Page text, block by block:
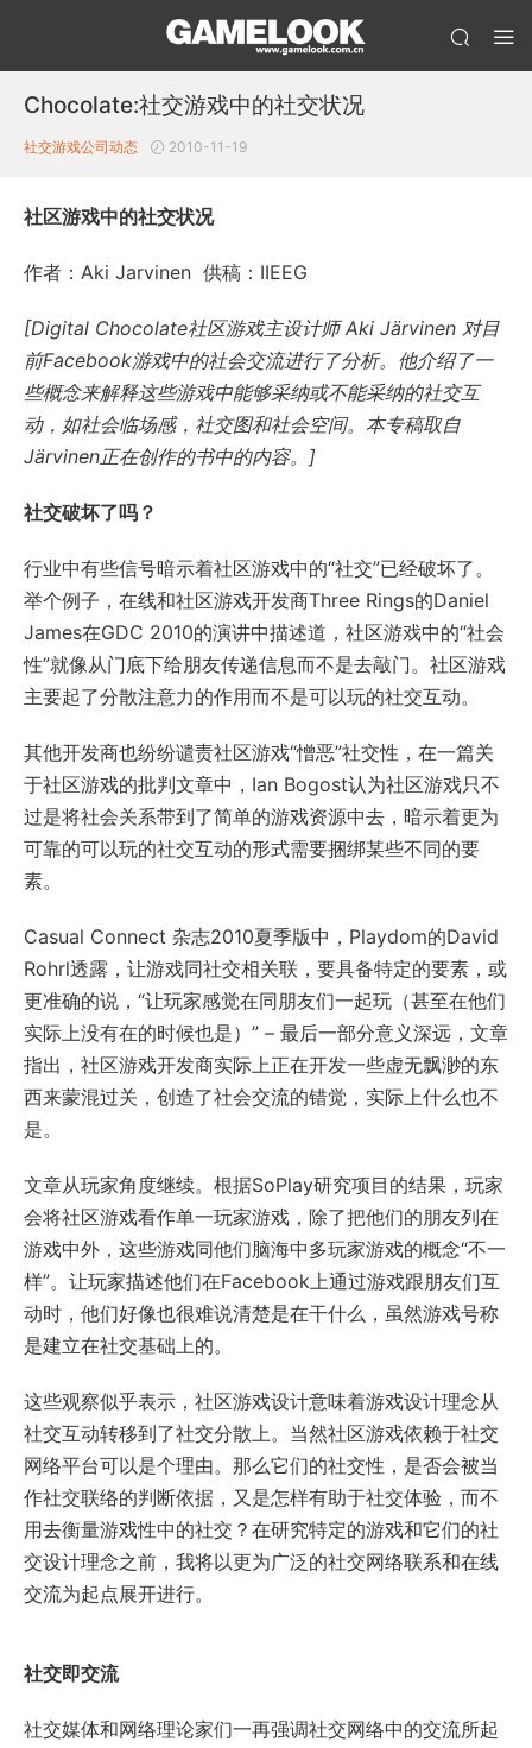
Chocolate:社交游戏中的社交状况
社交游戏公司动态 2010-11-19
社区游戏中的社交状况
作者：Aki Jarvinen 供稿：IIEEG
[Digital Chocolate社区游戏主设计师 Aki Järvinen 对目
前Facebook游戏中的社会交流进行了分析。他介绍了一
些概念来解释这些游戏中能够采纳或不能采纳的社交互
动，如社会临场感，社交图和社会空间。本专稿取自
Järvinen正在创作的书中的内容。]
社交破坏了吗？
行业中有些信号暗示着社区游戏中的“社交”已经破坏了。
举个例子，在线和社区游戏开发商Three Rings的Daniel
James在GDC 2010的演讲中描述道，社区游戏中的“社会
性”就像从门底下给朋友传递信息而不是去敲门。社区游戏
主要起了分散注意力的作用而不是可以玩的社交互动。
其他开发商也纷纷谴责社区游戏“憎恶”社交性，在一篇关
于社区游戏的批判文章中，Ian Bogost认为社区游戏只不
过是将社会关系带到了简单的游戏资源中去，暗示着更为
可靠的可以玩的社交互动的形式需要捆绑某些不同的要
素。
Casual Connect 杂志2010夏季版中，Playdom的David
Rohrl透露，让游戏同社交相关联，要具备特定的要素，或
更准确的说，“让玩家感觉在同朋友们一起玩（甚至在他们
实际上没有在的时候也是）” – 最后一部分意义深远，文章
指出，社区游戏开发商实际上正在开发一些虚无飘渺的东
西来蒙混过关，创造了社会交流的错觉，实际上什么也不
是。
文章从玩家角度继续。根据SoPlay研究项目的结果，玩家
会将社区游戏看作单一玩家游戏，除了把他们的朋友列在
游戏中外，这些游戏同他们脑海中多玩家游戏的概念“不一
样”。让玩家描述他们在Facebook上通过游戏跟朋友们互
动时，他们好像也很难说清楚是在干什么，虽然游戏号称
是建立在社交基础上的。
这些观察似乎表示，社区游戏设计意味着游戏设计理念从
社交互动转移到了社交分散上。当然社区游戏依赖于社交
网络平台可以是个理由。那么它们的社交性，是否会被当
作社交联络的判断依据，又是怎样有助于社交体验，而不
用去衡量游戏性中的社交？在研究特定的游戏和它们的社
交设计理念之前，我将以更为广泛的社交网络联系和在线
交流为起点展开进行。
社交即交流
社交媒体和网络理论家们一再强调社交网络中的交流所起